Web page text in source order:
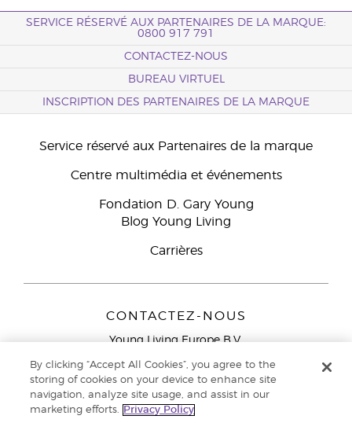
SERVICE RÉSERVÉ AUX PARTENAIRES DE LA MARQUE:
0800 917 791
CONTACTEZ-NOUS
BUREAU VIRTUEL
INSCRIPTION DES PARTENAIRES DE LA MARQUE
Service réservé aux Partenaires de la marque
Centre multimédia et événements
Fondation D. Gary Young
Blog Young Living
Carrières
CONTACTEZ-NOUS
Young Living Europe B.V.
9727 AJ Groningen
Service réservé aux Partenaires de la marque
By clicking “Accept All Cookies”, you agree to the
storing of cookies on your device to enhance site
navigation, analyze site usage, and assist in our
marketing efforts.
Privacy Policy